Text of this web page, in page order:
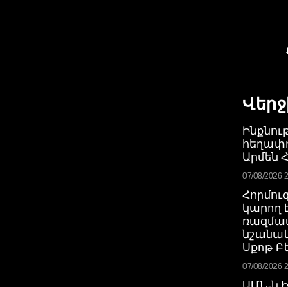
Արմեն
07/08/2026
կարող
Սքոթ
07/08/2026